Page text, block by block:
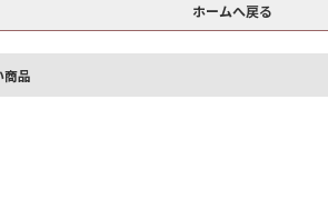
ホームへ戻る
商品